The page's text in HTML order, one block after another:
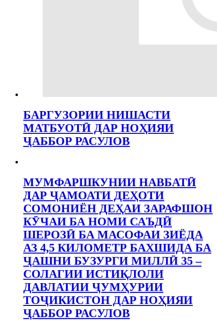
БАРГУЗОРИИ НИШАСТИ
МАТБУОТӢ ДАР НОҲИЯИ
ҶАББОР РАСУЛОВ
МУМФАРШКУНИИ НАВБАТӢ
ДАР ҶАМОАТИ ДЕҲОТИ
СОМОНИЁН ДЕҲАИ ЗАРАФШОН
КӮЧАИ БА НОМИ САЪДӢ
ШЕРОЗӢ БА МАСОФАИ ЗИЁДА
АЗ 4,5 КИЛОМЕТР БАХШИДА БА
ҶАШНИ БУЗУРГИ МИЛЛӢ 35 –
СОЛАГИИ ИСТИҚЛОЛИ
ДАВЛАТИИ ҶУМҲУРИИ
ТОҶИКИСТОН ДАР НОҲИЯИ
ҶАББОР РАСУЛОВ